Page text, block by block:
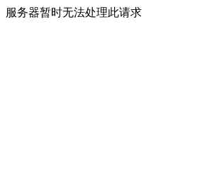
服务器暂时无法处理此请求